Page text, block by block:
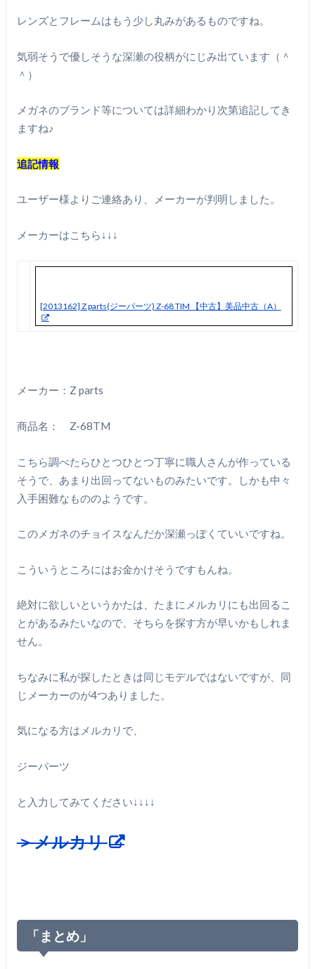
レンズとフレームはもう少し丸みがあるものですね。
気弱そうで優しそうな深瀬の役柄がにじみ出ています（＾
＾）
メガネのブランド等については詳細わかり次第追記してき
ますね♪
追記情報
ユーザー様よりご連絡あり、メーカーが判明しました。
メーカーはこちら↓↓↓
[2013162] Z parts(ジーパーツ) Z-68 TIM 【中古】美品中古（A）
メーカー：Z parts
商品名： Z-68TM
こちら調べたらひとつひとつ丁寧に職人さんが作っている
そうで、あまり出回ってないものみたいです。しかも中々
入手困難なもののようです。
このメガネのチョイスなんだか深瀬っぽくていいですね。
こういうところにはお金かけそうですもんね。
絶対に欲しいというかたは、たまにメルカリにも出回るこ
とがあるみたいなので、そちらを探す方が早いかもしれま
せん。
ちなみに私が探したときは同じモデルではないですが、同
じメーカーのが4つありました。
気になる方はメルカリで、
ジーパーツ
と入力してみてください↓↓↓↓
＞メルカリ
「まとめ」